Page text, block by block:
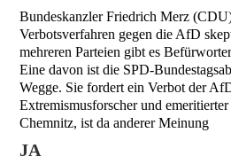
Bundeskanzler Friedrich Merz
Verbotsverfahren gegen die AfD
mehreren Parteien gibt es
Eine davon ist die SPD-
Wegge. Sie fordert ein Verbot der
Extremismusforscher und
Chemnitz, ist da anderer Meinung
JA